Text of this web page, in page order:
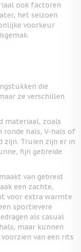
ook factoren
het seizoen
voorkeur
die
ze verschillen
materiaal, zoals
ronde hals, V-hals of
zijn. Truien zijn er in
fijn gebreide
van gebreid
een zachte,
voor extra warmte
sportievere
als casual
maar kunnen
van een rits